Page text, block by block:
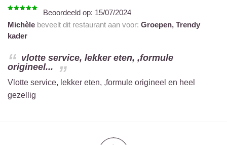
Beoordeeld op: 15/07/2024
Michèle beveelt dit restaurant aan voor: Groepen, Trendy
kader
vlotte service, lekker eten, ,formule
origineel...
Vlotte service, lekker eten, ,formule origineel en heel
gezellig